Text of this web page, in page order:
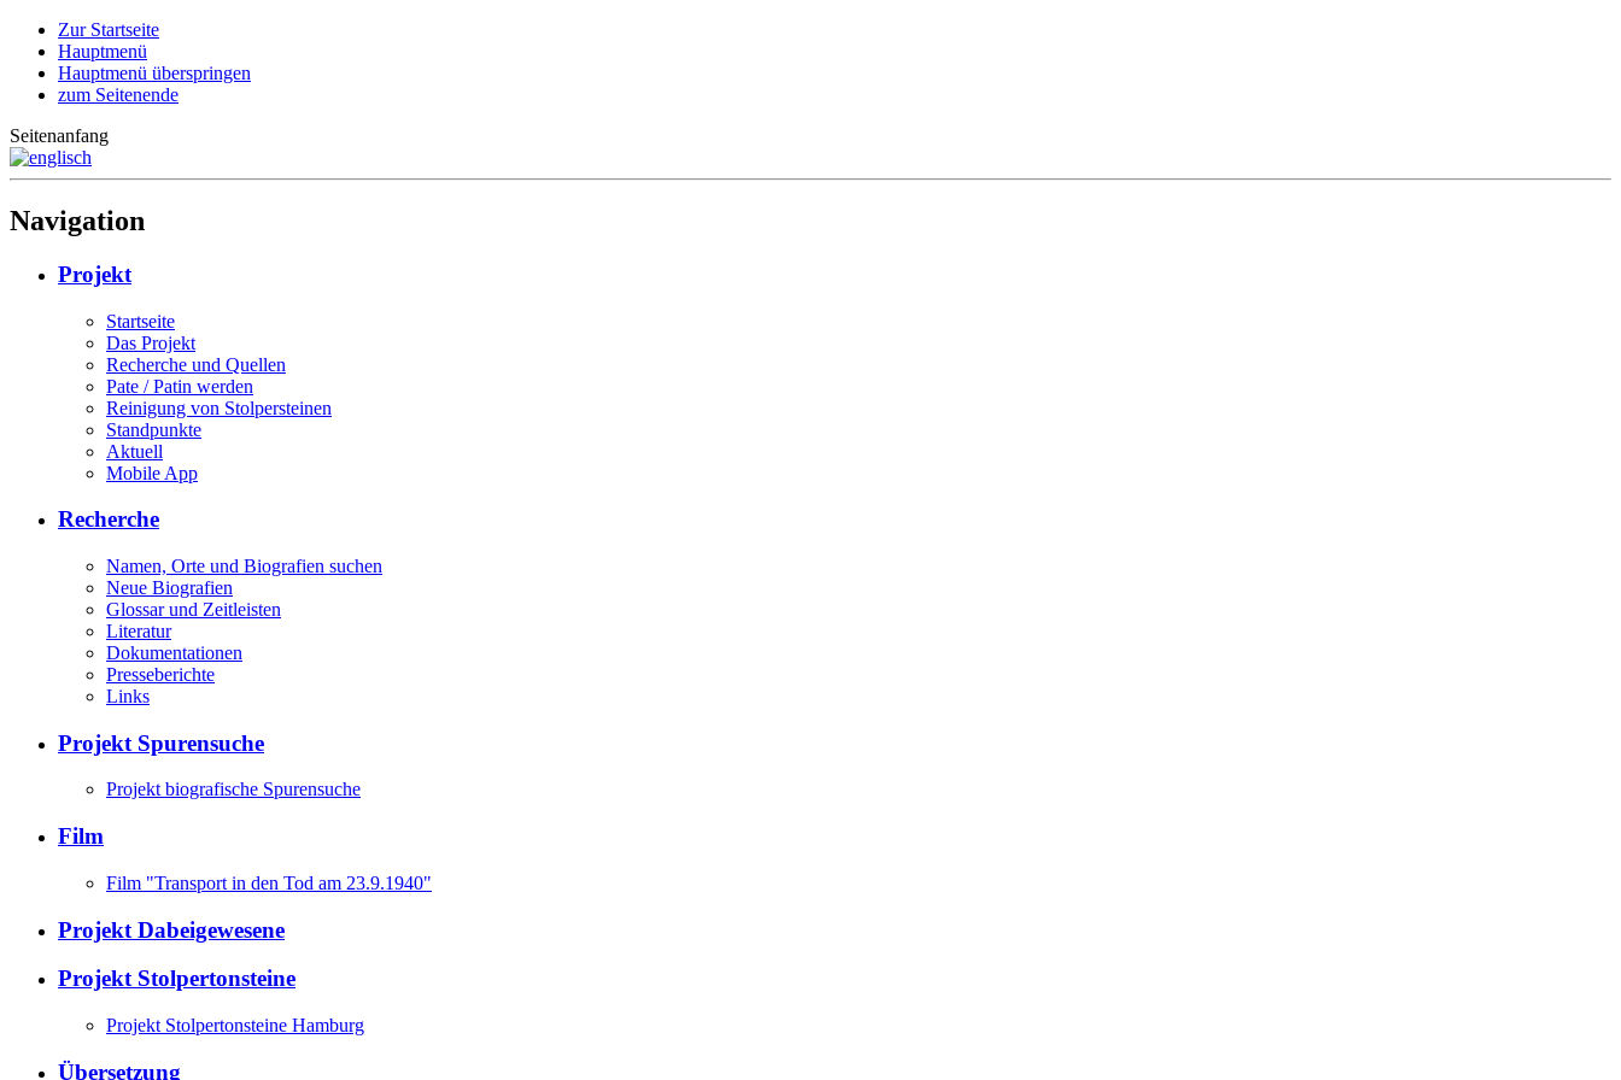
Zur Startseite
Hauptmenü
Hauptmenü überspringen
zum Seitenende
Seitenanfang
Navigation
Projekt
Startseite
Das Projekt
Recherche und Quellen
Pate / Patin werden
Reinigung von Stolpersteinen
Standpunkte
Aktuell
Mobile App
Recherche
Namen, Orte und Biografien suchen
Neue Biografien
Glossar und Zeitleisten
Literatur
Dokumentationen
Presseberichte
Links
Projekt Spurensuche
Projekt biografische Spurensuche
Film
Film "Transport in den Tod am 23.9.1940"
Projekt Dabeigewesene
Projekt Stolpertonsteine
Projekt Stolpertonsteine Hamburg
Übersetzung